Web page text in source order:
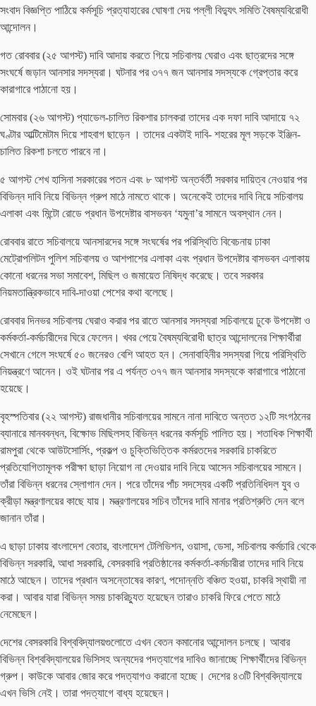
সংবাদ বিজ্ঞপ্তি পাঠিয়ে কর্মসূচি প্রত্যাহারের ঘোষণা দেয় পল্লী বিদ্যুৎ সমিতি বৈষম্যবিরোধী
আন্দোলন।
গত রোববার (২৫ আগস্ট) দাবি আদায় করতে গিয়ে সচিবালয় ঘেরাও এবং ছাত্রদের সঙ্গে
সংঘর্ষে জড়ান আনসার সদস্যরা। ঘটনার পর ৩৭৭ জন আনসার সদস্যকে গ্রেপ্তার করে
কারাগারে পাঠানো হয়।
সোমবার (২৬ আগস্ট) প্যাডেল-চালিত রিকশার চালকরা তাদের এক দফা দাবি আদায়ে ৭২
ঘণ্টার আল্টিমেটাম দিয়ে শাহবাগ ছাড়েন । তাদের একটাই দাবি- শহরের মূল সড়কে ইঞ্জিন-
চালিত রিকশা চলতে পারবে না।
৫ আগস্ট শেখ হাসিনা সরকারের পতন এবং ৮ আগস্ট অন্তর্বর্তী সরকার দায়িত্ব নেওয়ার পর
বিভিন্ন দাবি নিয়ে বিভিন্ন গ্রুপ মাঠে নামতে থাকে। অনেকেই তাদের দাবি নিয়ে সচিবালয়
এলাকা এবং মিন্টো রোডে প্রধান উপদেষ্টার বাসভবন ‘যমুনা’র সামনে অবস্থান নেন।
রোববার রাতে সচিবালয়ে আনসারদের সঙ্গে সংঘর্ষের পর পরিস্থিতি বিবেচনায় ঢাকা
মেট্রোপলিটন পুলিশ সচিবালয় ও আশপাশের এলাকা এবং প্রধান উপদেষ্টার বাসভবন এলাকায়
কোনো ধরনের সভা সমাবেশ, মিছিল ও জমায়েত নিষিদ্ধ করেছে। তবে সরকার
নিয়মতান্ত্রিকভাবে দাবি-দাওয়া পেশের কথা বলেছে।
রোববার দিনভর সচিবালয় ঘেরাও করার পর রাতে আনসার সদস্যরা সচিবালয়ে ঢুকে উপদেষ্টা ও
কর্মকর্তা-কর্মচারীদের ঘিরে ফেলেন। খবর পেয়ে বৈষম্যবিরোধী ছাত্র আন্দোলনের শিক্ষার্থীরা
সেখানে গেলে সংঘর্ষে ৫০ জনেরও বেশি আহত হন। সেনাবাহিনীর সদস্যরা গিয়ে পরিস্থিতি
নিয়ন্ত্রণে আনেন। ওই ঘটনার পর এ পর্যন্ত ৩৭৭ জন আনসার সদস্যকে কারাগারে পাঠানো
হয়েছে।
বৃহস্পতিবার (২২ আগস্ট) রাজধানীর সচিবালয়ের সামনে নানা দাবিতে অন্তত ১২টি সংগঠনের
ব্যানারে মানববন্ধন, বিক্ষোভ মিছিলসহ বিভিন্ন ধরনের কর্মসূচি পালিত হয়। শতাধিক শিক্ষার্থী
রামপুরা থেকে আউটসোর্সিং, প্রকল্প ও চুক্তিভিত্তিক কর্মরতদের সরকারি চাকরিতে
প্রতিযোগিতামূলক পরীক্ষা ছাড়া নিয়োগ না দেওয়ার দাবি নিয়ে আসেন সচিবালয়ের সামনে।
তাঁরা বিভিন্ন ধরনের স্লোগান দেন। পরে তাঁদের পাঁচ সদস্যের একটি প্রতিনিধিদল যুব ও
ক্রীড়া মন্ত্রণালয়ের কাছে যায়। মন্ত্রণালয়ের সচিব তাঁদের দাবি মানার প্রতিশ্রুতি দেন বলে
জানান তাঁরা।
এ ছাড়া ঢাকায় বাংলাদেশ বেতার, বাংলাদেশ টেলিভিশন, ওয়াসা, ডেসা, সচিবালয় কর্মচারি থেকে
বিভিন্ন সরকারি, আধা সরকারি, বেসরকারি প্রতিষ্ঠানের কর্মকর্তা-কর্মচারীরা তাদের দাবি নিয়ে
মাঠে আছেন। তাদের প্রধান অসন্তোষের কারণ, পদোন্নতি বঞ্চিত হওয়া, চাকরি স্থায়ী না
করা। আবার যারা বিভিন্ন সময় চাকরিচ্যুত হয়েছেন তারাও চাকরি ফিরে পেতে মাঠে
নেমেছেন।
দেশের বেসরকারি বিশ্ববিদ্যালয়গুলোতে এখন বেতন কমানোর আন্দোলন চলছে। আবার
বিভিন্ন বিশ্ববিদ্যালয়ের ভিসিসহ অন্যদের পদত্যাগের দাবিও জানাচ্ছে শিক্ষার্থীদের বিভিন্ন
গ্রুপ। কাউকে আবার জোর করে পদত্যাগও করানো হচ্ছে। দেশের ৪৩টি বিশ্ববিদ্যালয়ে
এখন ভিসি নেই। তারা পদত্যাগে বাধ্য হয়েছেন।